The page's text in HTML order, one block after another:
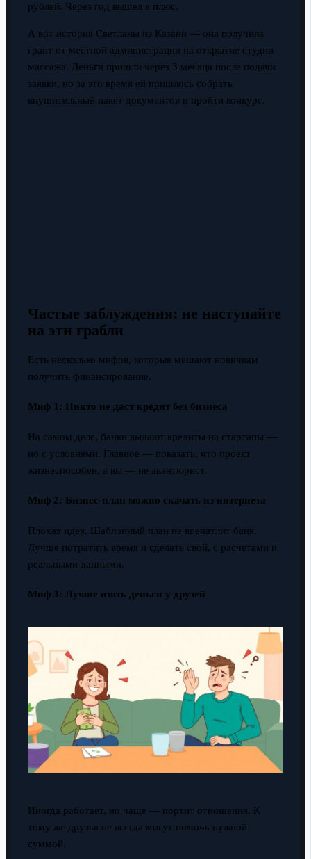
рублей. Через год вышел в плюс.
А вот история Светланы из Казани — она получила
грант от местной администрации на открытие студии
массажа. Деньги пришли через 3 месяца после подачи
заявки, но за это время ей пришлось собрать
внушительный пакет документов и пройти конкурс.
Частые заблуждения: не наступайте
на эти грабли
Есть несколько мифов, которые мешают новичкам
получить финансирование.
Миф 1: Никто не даст кредит без бизнеса
На самом деле, банки выдают кредиты на стартапы —
но с условиями. Главное — показать, что проект
жизнеспособен, а вы — не авантюрист.
Миф 2: Бизнес-план можно скачать из интернета
Плохая идея. Шаблонный план не впечатлит банк.
Лучше потратить время и сделать свой, с расчетами и
реальными данными.
Миф 3: Лучше взять деньги у друзей
Иногда работает, но чаще — портит отношения. К
тому же друзья не всегда могут помочь нужной
суммой.